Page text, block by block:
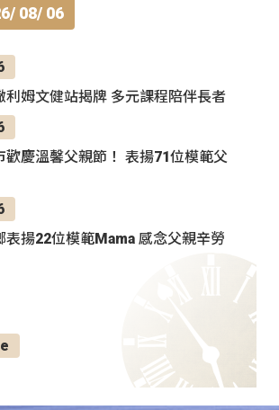
08/ 06
利姆文健站揭牌 多元課程陪伴長者
歡慶溫馨父親節！ 表揚71位模範父
表揚22位模範Mama 感念父親辛勞